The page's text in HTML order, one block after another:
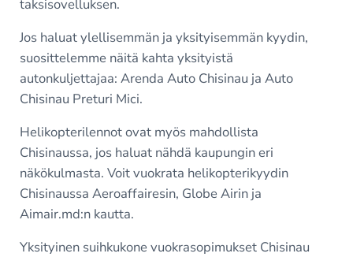
taksisovelluksen.
Jos haluat ylellisemmän ja yksityisemmän kyydin,
suosittelemme näitä kahta yksityistä
autonkuljettajaa: Arenda Auto Chisinau ja Auto
Chisinau Preturi Mici.
Helikopterilennot ovat myös mahdollista
Chisinaussa, jos haluat nähdä kaupungin eri
näkökulmasta. Voit vuokrata helikopterikyydin
Chisinaussa Aeroaffairesin, Globe Airin ja
Aimair.md:n kautta.
Yksityinen suihkukone vuokrasopimukset Chisinau